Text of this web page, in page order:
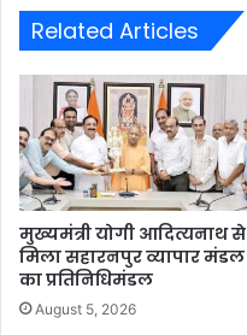
Related Articles
मुख्यमंत्री योगी आदित्यनाथ से
मिला सहारनपुर व्यापार मंडल
का प्रतिनिधिमंडल
August 5, 2026